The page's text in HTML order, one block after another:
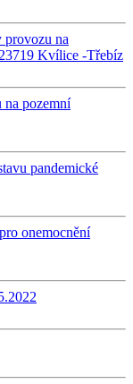
provozu na
Kvílice -Třebíz
na pozemní
pandemické
onemocnění